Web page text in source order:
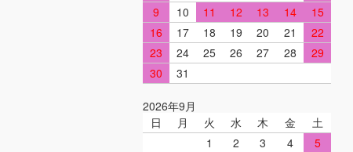
9
10 11 12 13 14
15
16
17 18 19 20 21
22
23
24 25 26 27 28
29
30
31
2026年9月
日
月 火 水 木 金
土
1
2 3 4
5